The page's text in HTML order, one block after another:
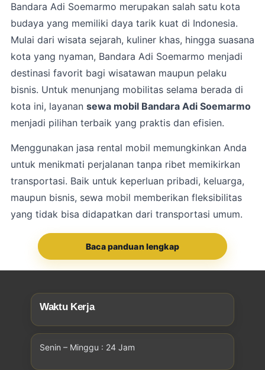
Bandara Adi Soemarmo merupakan salah satu kota
budaya yang memiliki daya tarik kuat di Indonesia.
Mulai dari wisata sejarah, kuliner khas, hingga suasana
kota yang nyaman, Bandara Adi Soemarmo menjadi
destinasi favorit bagi wisatawan maupun pelaku
bisnis. Untuk menunjang mobilitas selama berada di
kota ini, layanan sewa mobil Bandara Adi Soemarmo
menjadi pilihan terbaik yang praktis dan efisien.
Menggunakan jasa rental mobil memungkinkan Anda
untuk menikmati perjalanan tanpa ribet memikirkan
transportasi. Baik untuk keperluan pribadi, keluarga,
maupun bisnis, sewa mobil memberikan fleksibilitas
yang tidak bisa didapatkan dari transportasi umum.
Baca panduan lengkap
Waktu Kerja
Senin – Minggu : 24 Jam